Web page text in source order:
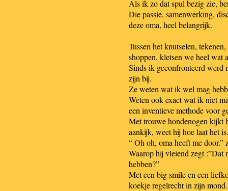
Als ik zo dat spul bezig zie,
Die passie, samenwerking,
deze oma, heel belangrijk.
Tussen het knutselen,
shoppen, kletsen we heel wat
Sinds ik geconfronteerd werd
zijn bij.
Ze weten wat ik wel mag
Weten ook exact wat ik niet
een inventieve methode voor
Met trouwe hondenogen kijkt
aankijk, weet hij hoe laat het is.
“ Oh oh, oma heeft me door.”
Waarop hij vleiend zegt :”Dat
hebben?”
Met een big smile en een
koekje regelrecht in zijn mond.